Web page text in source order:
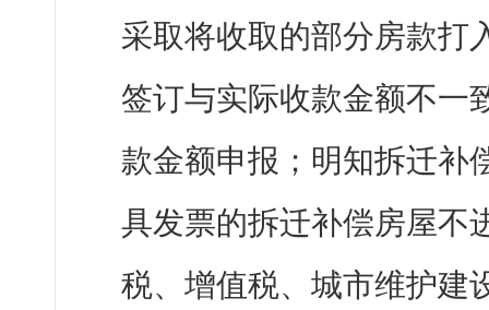
采取将收取的部分房款打
签订与实际收款金额不一
款金额申报；明知拆迁补
具发票的拆迁补偿房屋不
税、增值税、城市维护建